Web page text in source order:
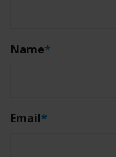
Name*
Email*